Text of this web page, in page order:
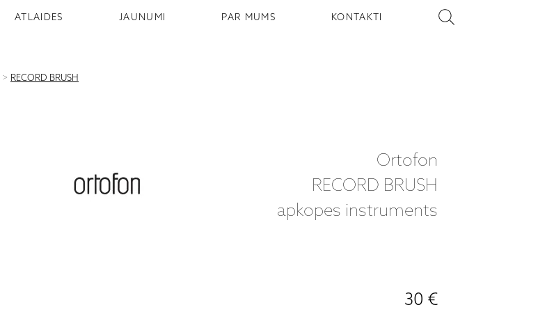
ATLAIDES JAUNUMI PAR MUMS KONTAKTI
> RECORD BRUSH
Ortofon
RECORD BRUSH
apkopes instruments
30 €